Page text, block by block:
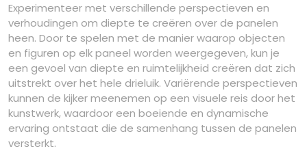
Experimenteer met verschillende perspectieven en
verhoudingen om diepte te creëren over de panelen
heen. Door te spelen met de manier waarop objecten
en figuren op elk paneel worden weergegeven, kun je
een gevoel van diepte en ruimtelijkheid creëren dat zich
uitstrekt over het hele drieluik. Variërende perspectieven
kunnen de kijker meenemen op een visuele reis door het
kunstwerk, waardoor een boeiende en dynamische
ervaring ontstaat die de samenhang tussen de panelen
versterkt.